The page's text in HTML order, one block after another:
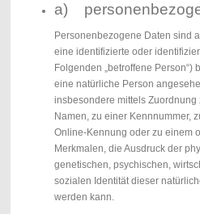
a)
Personenbezogene Daten sind
eine identifizierte oder
Folgenden „betroffene Person“)
eine natürliche Person
insbesondere mittels
Namen, zu einer Kennnummer,
Online-Kennung oder zu einem
Merkmalen, die Ausdruck der
genetischen, psychischen,
sozialen Identität dieser
werden kann.